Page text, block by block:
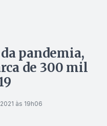
pandemia,
de 300 mil
às 19h06